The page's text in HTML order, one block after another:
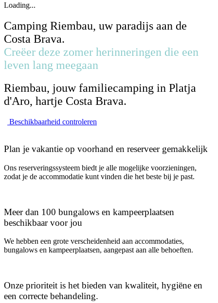
Loading...
Camping Riembau, uw paradijs aan de
Costa Brava.
Creëer deze zomer herinneringen die een
leven lang meegaan
Riembau, jouw familiecamping in Platja
d'Aro, hartje Costa Brava.
Beschikbaarheid controleren
Plan je vakantie op voorhand en reserveer gemakkelijk
Ons reserveringssysteem biedt je alle mogelijke voorzieningen,
zodat je de accommodatie kunt vinden die het beste bij je past.
Meer dan 100 bungalows en kampeerplaatsen
beschikbaar voor jou
We hebben een grote verscheidenheid aan accommodaties,
bungalows en kampeerplaatsen, aangepast aan alle behoeften.
Onze prioriteit is het bieden van kwaliteit, hygiëne en
een correcte behandeling.